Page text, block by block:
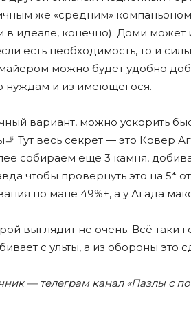
же «средним»
в идеале, конечно). Доми может
есть необходимость, то и
можно будет удобно
нуждам и из имеющегося.
вариант, можно ускорить
Тут весь секрет — это Ковер
собираем еще 3 камня,
чтобы провернуть это на 5*
по мане 49%+, а у Агада
выглядит не очень. Всë таки
с ульты, а из обороны это
— телеграм канал «Пазлы с